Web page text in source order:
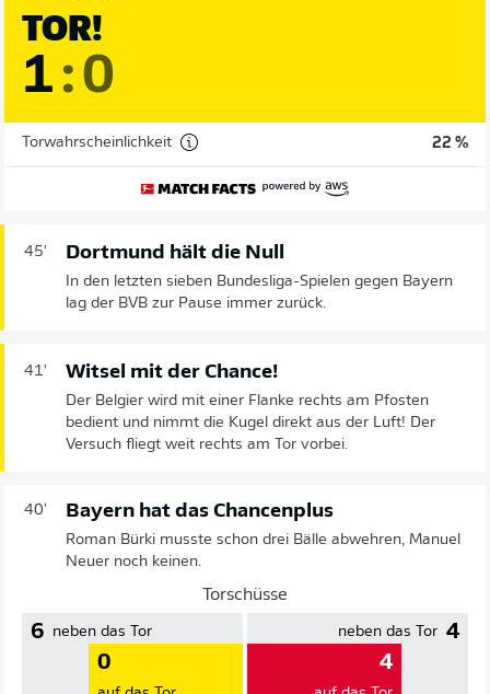
TOR!
1:0
Torwahrscheinlichkeit 22 %
45' Dortmund hält die Null
In den letzten sieben Bundesliga-Spielen gegen Bayern
lag der BVB zur Pause immer zurück.
41' Witsel mit der Chance!
Der Belgier wird mit einer Flanke rechts am Pfosten
bedient und nimmt die Kugel direkt aus der Luft! Der
Versuch fliegt weit rechts am Tor vorbei.
40' Bayern hat das Chancenplus
Roman Bürki musste schon drei Bälle abwehren, Manuel
Neuer noch keinen.
Torschüsse
6 neben das Tor
0
4
neben das Tor
4